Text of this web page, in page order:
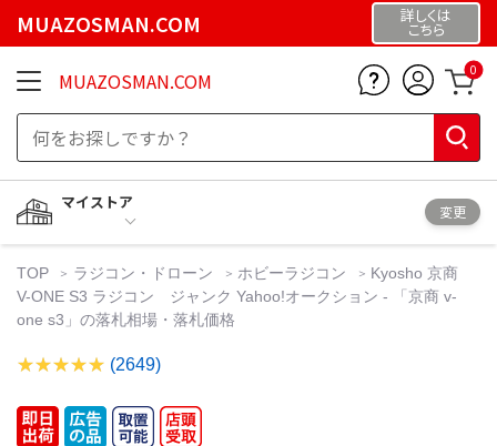
MUAZOSMAN.COM 詳しくは
こちら
MUAZOSMAN.COM 0
マイストア
変更
TOP ラジコン・ドローン ホビーラジコン
Kyosho 京商
V-ONE S3 ラジコン ジャンク Yahoo!オークション - 「京商 v-
one s3」の落札相場・落札価格
(2649)